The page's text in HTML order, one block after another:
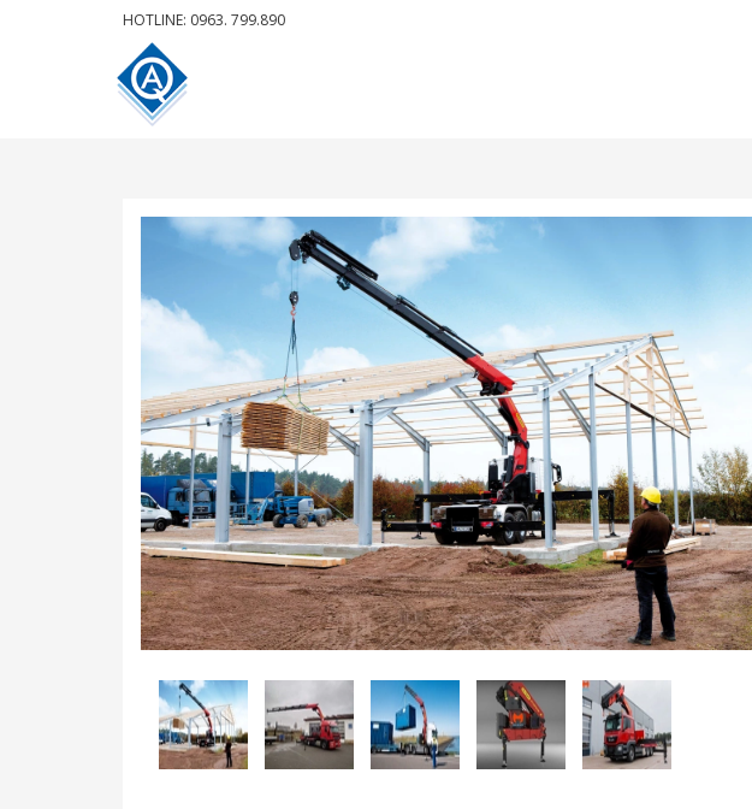
HOTLINE: 0963. 799.890